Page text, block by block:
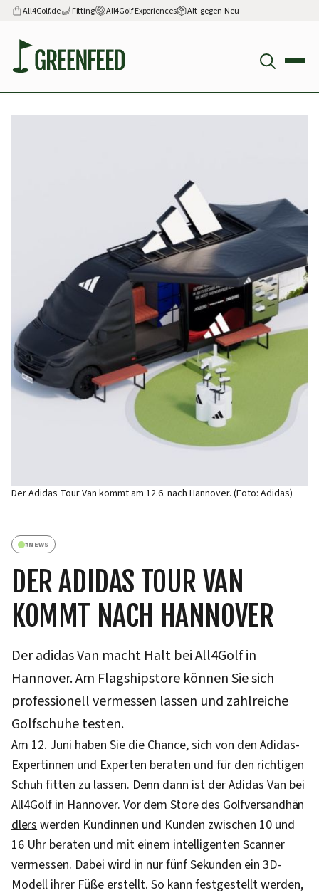
All4Golf.de Fitting All4Golf Experiences Alt-gegen-Neu
Der Adidas Tour Van kommt am 12.6. nach Hannover. (Foto: Adidas)
#NEWS
DER ADIDAS TOUR VAN
KOMMT NACH HANNOVER
Der adidas Van macht Halt bei All4Golf in
Hannover. Am Flagshipstore können Sie sich
professionell vermessen lassen und zahlreiche
Golfschuhe testen.
Am 12. Juni haben Sie die Chance, sich von den Adidas-
Expertinnen und Experten beraten und für den richtigen
Schuh fitten zu lassen. Denn dann ist der Adidas Van bei
All4Golf in Hannover. Vor dem Store des Golfversandhän
dlerswerden Kundinnen und Kunden zwischen 10 und
16 Uhr beraten und mit einem intelligenten Scanner
vermessen. Dabei wird in nur fünf Sekunden ein 3D-
Modell ihrer Füße erstellt. So kann festgestellt werden,